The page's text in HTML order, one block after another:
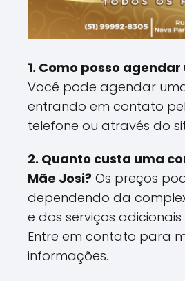
1. Como posso
Você pode agendar
entrando em contato
telefone ou através do
2. Quanto custa uma
Mãe Josi? Os preços
dependendo da
e dos serviços adicionais
Entre em contato para
informações.